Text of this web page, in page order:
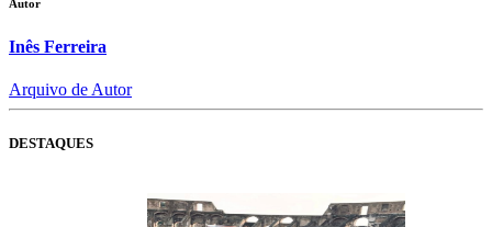
Autor
Inês Ferreira
Arquivo de Autor
DESTAQUES